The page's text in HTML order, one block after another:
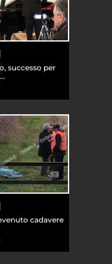
successo per
cadavere